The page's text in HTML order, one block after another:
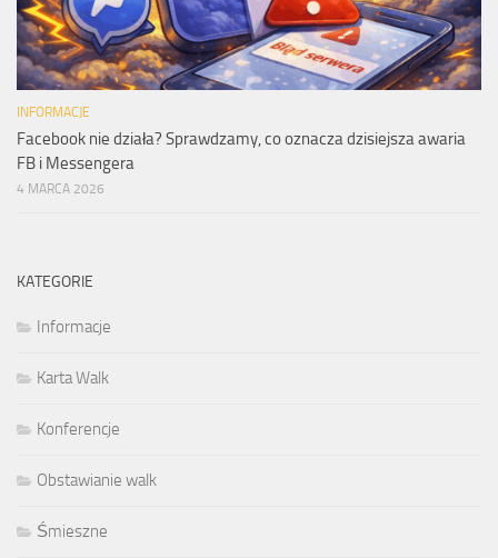
INFORMACJE
Facebook nie działa? Sprawdzamy, co oznacza dzisiejsza awaria
FB i Messengera
4 MARCA 2026
KATEGORIE
Informacje
Karta Walk
Konferencje
Obstawianie walk
Śmieszne